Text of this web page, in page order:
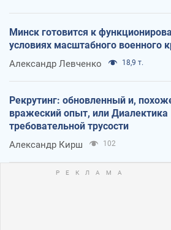
Минск готовится к
условиях масштабного военного
Александр Левченко 18,9 т.
Рекрутинг: обновленный и,
вражеский опыт, или Диалектика
требовательной трусости
Александр Кирш 102